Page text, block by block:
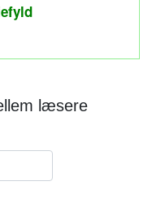
læsere